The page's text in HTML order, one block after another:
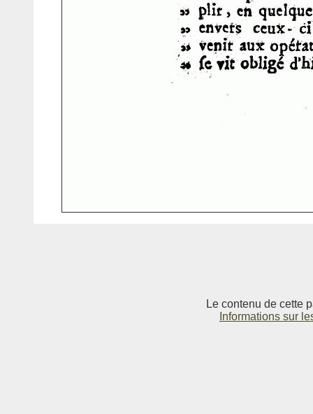
Le contenu de cette
Informations sur